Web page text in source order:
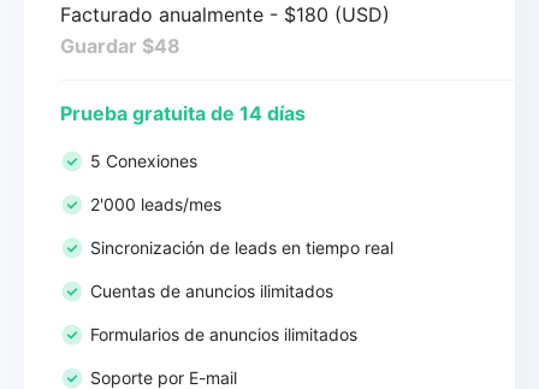
Facturado anualmente - $180 (USD)
Guardar $48
Prueba gratuita de 14 días
5 Conexiones
2'000 leads/mes
Sincronización de leads en tiempo real
Cuentas de anuncios ilimitados
Formularios de anuncios ilimitados
Soporte por E-mail